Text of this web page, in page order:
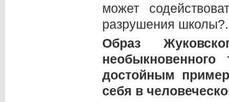
может
разрушения
Образ
достойным
себя в